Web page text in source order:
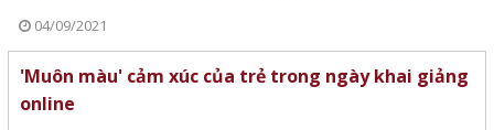
04/09/2021
'Muôn màu' cảm xúc của trẻ trong ngày khai giảng
online